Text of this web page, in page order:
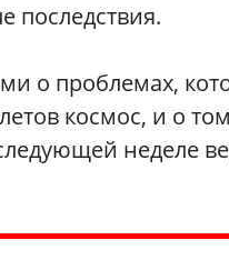
последствия.
о проблемах,
космос, и о
неделе